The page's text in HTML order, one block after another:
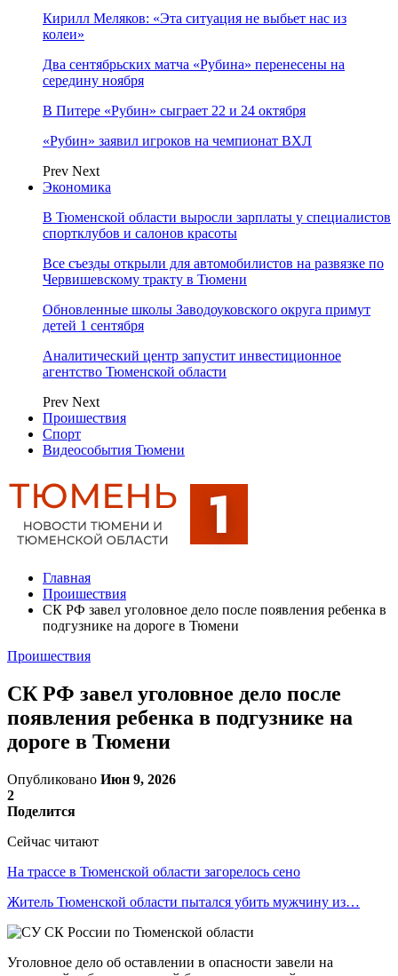
Кирилл Меляков: «Эта ситуация не выбьет нас из
колеи»
Два сентябрьских матча «Рубина» перенесены на
середину ноября
В Питере «Рубин» сыграет 22 и 24 октября
«Рубин» заявил игроков на чемпионат ВХЛ
Prev Next
Экономика
В Тюменской области выросли зарплаты у специалистов
спортклубов и салонов красоты
Все съезды открыли для автомобилистов на развязке по
Червишевскому тракту в Тюмени
Обновленные школы Заводоуковского округа примут
детей 1 сентября
Аналитический центр запустит инвестиционное
агентство Тюменской области
Prev Next
Проишествия
Спорт
Видеособытия Тюмени
Главная
Проишествия
СК РФ завел уголовное дело после появления ребенка в
подгузнике на дороге в Тюмени
Проишествия
СК РФ завел уголовное дело после
появления ребенка в подгузнике на
дороге в Тюмени
Опубликовано Июн 9, 2026
2
Поделится
Сейчас читают
На трассе в Тюменской области загорелось сено
Житель Тюменской области пытался убить мужчину из…
Уголовное дело об оставлении в опасности завели на